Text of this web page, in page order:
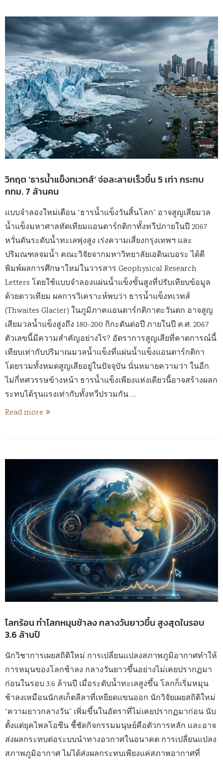
วิกฤต ‘ธารน้ำแข็งทเวทส์’ จ่อละลายเร็วขึ้น 5 เท่า กระทบ
กทม. 7 ล้านคน
แบบจำลองใหม่เตือน “ธารน้ำแข็งวันสิ้นโลก” อาจสูญเสียมวล
น้ำแข็งมหาศาลทัดเทียมแอนตาร์กติกาทั้งทวีปภายในปี 2067
หวั่นดันระดับน้ำทะเลพุ่งสูง เร่งความเสี่ยงกรุงเทพฯ และ
ปริมณฑลจมน้ำ คณะวิจัยจากมหาวิทยาลัยเอดินเบอระ ได้ตี
พิมพ์ผลการศึกษาใหม่ในวารสาร Geophysical Research
Letters โดยใช้แบบจำลองแผ่นน้ำแข็งขั้นสูงที่ปรับเทียบข้อมูล
ด้วยดาวเทียม ผลการวิเคราะห์พบว่า ธารน้ำแข็งทเวทส์
(Thwaites Glacier) ในภูมิภาคแอนตาร์กติกาตะวันตก อาจสูญ
เสียมวลน้ำแข็งสูงถึง 180-200 กิกะตันต่อปี ภายในปี ค.ศ. 2067
ตัวเลขนี้มีความสำคัญอย่างไร? อัตราการสูญเสียที่คาดการณ์นี้
เทียบเท่ากับปริมาณมวลน้ำแข็งที่แผ่นน้ำแข็งแอนตาร์กติกา
โดยรวมทั้งหมดสูญเสียอยู่ในปัจจุบัน นั่นหมายความว่า ในอีก
ไม่กี่ทศวรรษข้างหน้า ธารน้ำแข็งเพียงแห่งเดียวนี้อาจสร้างผลก
ระทบได้รุนแรงเท่ากับทั้งทวีปรวมกัน …
Read more
โลกร้อน ทำโลกหมุนช้าลง กลางวันยาวขึ้น สูงสุดในรอบ
3.6 ล้านปี
นักวิชาการเผยสถิติใหม่ การเปลี่ยนแปลงสภาพภูมิอากาศทำให้
การหมุนของโลกช้าลง กลางวันยาวขึ้นอย่างไม่เคยปรากฏมา
ก่อนในรอบ 3.6 ล้านปี เมื่อระดับน้ำทะเลสูงขึ้น โลกก็เริ่มหมุน
ช้าลงเหมือนนักสเก็ตลีลาที่เหยียดแขนออก นักวิจัยเผยสถิติใหม่
“ความยาวกลางวัน” เพิ่มขึ้นในอัตราที่ไม่เคยปรากฏมาก่อน นับ
ตั้งแต่ยุคไพลโอซีน ชี้ชัดกิจกรรมมนุษย์คือตัวการหลัก และอาจ
ส่งผลกระทบต่อระบบนำทางอวกาศในอนาคต การเปลี่ยนแปลง
สภาพภูมิอากาศ ไม่ได้ส่งผลกระทบเพียงแค่สภาพอากาศที่